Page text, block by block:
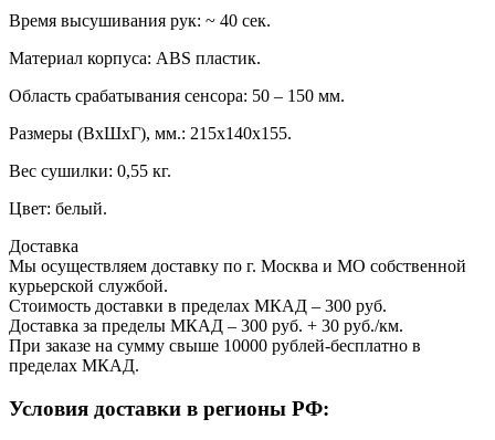
Время высушивания рук: ~ 40 сек.
Материал корпуса: ABS пластик.
Область срабатывания сенсора: 50 – 150 мм.
Размеры (ВхШхГ), мм.: 215х140х155.
Вес сушилки: 0,55 кг.
Цвет: белый.
Доставка
Мы осуществляем доставку по г. Москва и МО собственной
курьерской службой.
Стоимость доставки в пределах МКАД – 300 руб.
Доставка за пределы МКАД – 300 руб. + 30 руб./км.
При заказе на сумму свыше 10000 рублей-бесплатно в
пределах МКАД.
Условия доставки в регионы РФ: